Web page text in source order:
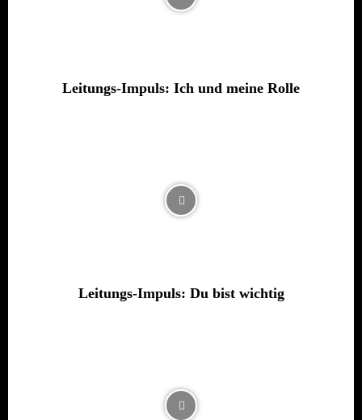
Leitungs-Impuls: Ich und meine Rolle
Leitungs-Impuls: Du bist wichtig